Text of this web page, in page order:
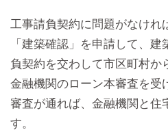
工事請負契約に問題がなけれ
「建築確認」を申請して、
負契約を交わして市区町村か
金融機関のローン本審査を受
審査が通れば、金融機関と住
す。